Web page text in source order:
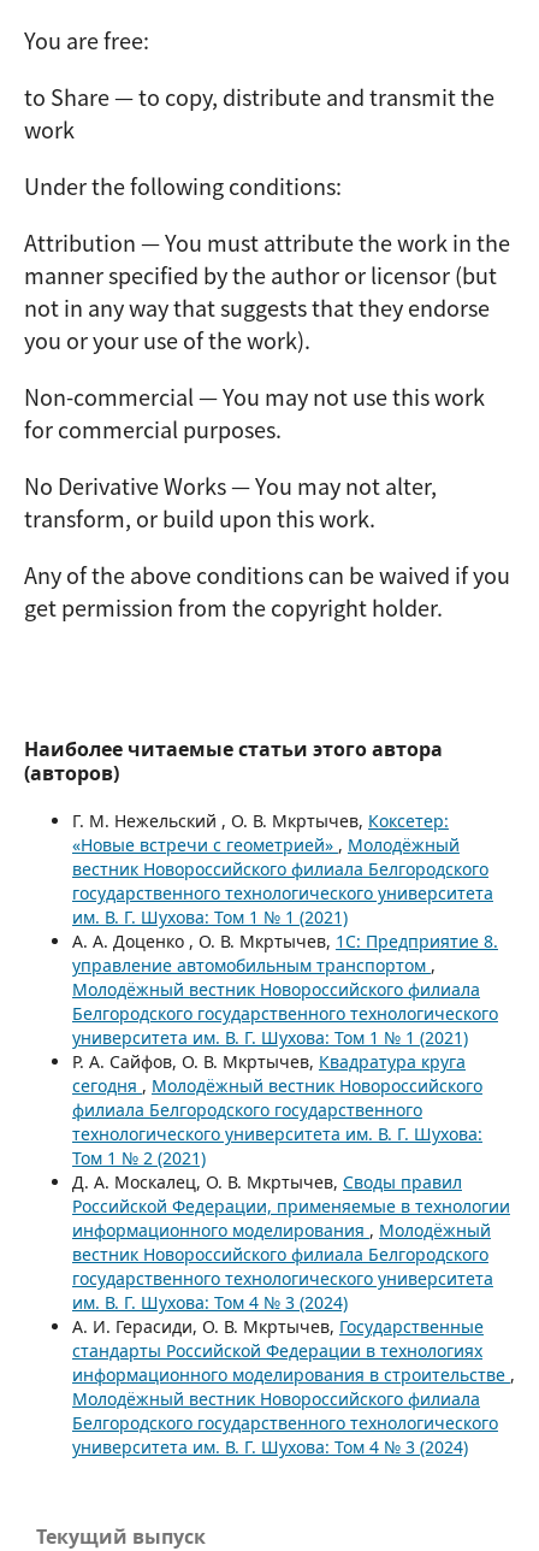
You are free:
to Share — to copy, distribute and transmit the
work
Under the following conditions:
Attribution — You must attribute the work in the
manner specified by the author or licensor (but
not in any way that suggests that they endorse
you or your use of the work).
Non-commercial — You may not use this work
for commercial purposes.
No Derivative Works — You may not alter,
transform, or build upon this work.
Any of the above conditions can be waived if you
get permission from the copyright holder.
Наиболее читаемые статьи этого автора
(авторов)
Г. М. Нежельский , О. В. Мкртычев, Коксетер:
«Новые встречи с геометрией» , Молодёжный
вестник Новороссийского филиала Белгородского
государственного технологического университета
им. В. Г. Шухова: Том 1 № 1 (2021)
А. А. Доценко , О. В. Мкртычев, 1C: Предприятие 8.
управление автомобильным транспортом ,
Молодёжный вестник Новороссийского филиала
Белгородского государственного технологического
университета им. В. Г. Шухова: Том 1 № 1 (2021)
Р. А. Сайфов, О. В. Мкртычев, Квадратура круга
сегодня , Молодёжный вестник Новороссийского
филиала Белгородского государственного
технологического университета им. В. Г. Шухова:
Том 1 № 2 (2021)
Д. А. Москалец, О. В. Мкртычев, Своды правил
Российской Федерации, применяемые в технологии
информационного моделирования , Молодёжный
вестник Новороссийского филиала Белгородского
государственного технологического университета
им. В. Г. Шухова: Том 4 № 3 (2024)
А. И. Герасиди, О. В. Мкртычев, Государственные
стандарты Российской Федерации в технологиях
информационного моделирования в строительстве ,
Молодёжный вестник Новороссийского филиала
Белгородского государственного технологического
университета им. В. Г. Шухова: Том 4 № 3 (2024)
Текущий выпуск